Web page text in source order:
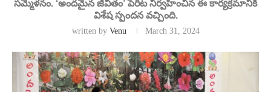
సమ్మేళనం. ‘అందమైన జీవితం’ పేరిట నిర్వహించిన ఈ కార్యక్రమానికి
విశేష స్పందన వచ్చింది.
written by Venu March 31, 2024